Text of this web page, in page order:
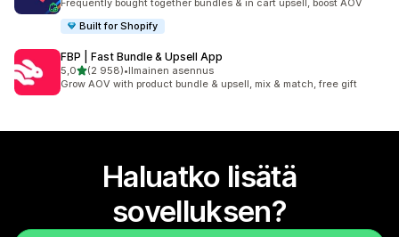
Frequently bought together bundles & in cart upsell, boost AOV
Built for Shopify
FBP | Fast Bundle & Upsell App
5,0/ 5 tähteä
(2 958)
2958 arvostelua yhteensä
•Ilmainen asennus
Grow AOV with product bundle & upsell, mix & match, free gift
Haluatko lisätä
sovelluksen?